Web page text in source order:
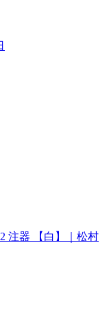
注器 【白】｜松村